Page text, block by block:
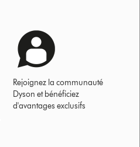
Rejoignez la communauté
Dyson et bénéficiez
d'avantages exclusifs